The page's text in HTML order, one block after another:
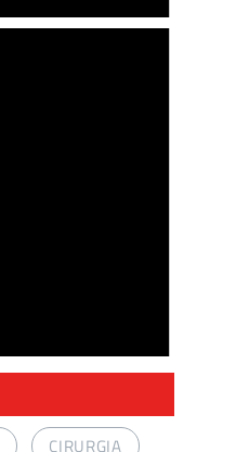
CIRURGIA